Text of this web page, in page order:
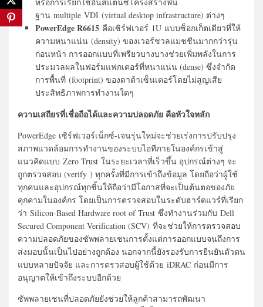
ฐาน multiple VDI (virtual desktop infrastructure) ต่างๆ
PowerEdge R6615 คือเซิร์ฟเวอร์ 1U แบบซ็อกเก็ตเดียวที่ให้
ความหนาแน่น (density) ของเวอร์ชวลแมชชีนมากกว่ารุ่น
ก่อนหน้า การออกแบบที่เพรียวบางบางช่วยเพิ่มพลังในการ
ประมวลผลในฟอร์มแฟกเตอร์ที่หนาแน่น (dense) ซึ่งจำกัด
การพื้นที่ (footprint) ของดาต้าเซ็นเตอร์โดยไม่สูญเสีย
ประสิทธิภาพการทำงานใดๆ
ความเสถียรที่เชื่อถือได้และความปลอดภัย คือหัวใจหลัก
PowerEdge เซิร์ฟเวอร์เน็กซ์-เจนรุ่นใหม่จะช่วยเร่งการปรับปรุง
สภาพแวดล้อมการทำงานของระบบไอทีภายในองค์กรเข้าสู่
แนวคิดแบบ Zero Trust ในระยะเวลาที่เร็วขึ้น อุปกรณ์ต่างๆ จะ
ถูกตรวจสอบ (verify ) ทุกครั้งที่มีการเข้าถึงข้อมูล โดยถือว่าผู้ใช้
ทุกคนและอุปกรณ์ทุกชิ้นให้ถือว่ามีโอกาสที่จะเป็นต้นตอของภัย
คุกคามในองค์กร โดยเป็นการตรวจสอบในระดับฮาร์ดแวร์ที่เรียก
ว่า Silicon-Based Hardware root of Trust ซึ่งทำงานร่วมกับ Dell
Secured Component Verification (SCV) ที่จะช่วยให้การตรวจสอบ
ความปลอดภัยของซัพพลายเชนการตั้งแต่การออกแบบจนถึงการ
ส่งมอบนั้นเป็นไปอย่างถูกต้อง นอกจากนี้ยังรองรับการยืนยันตัวตน
แบบหลายปัจจัย และการตรวสอบผู้ใช้ด้วย iDRAC ก่อนมีการ
อนุญาตให้เข้าถึงระบบอีกด้วย
ซัพพลายเชนที่ปลอดภัยยังช่วยให้ลูกค้าสามารถพัฒนา